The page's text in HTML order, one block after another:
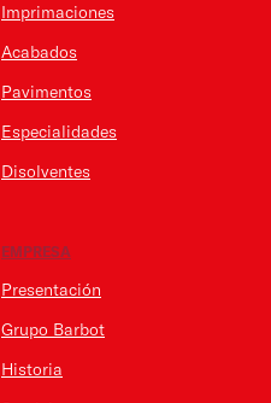
Imprimaciones
Acabados
Pavimentos
Especialidades
Disolventes
EMPRESA
Presentación
Grupo Barbot
Historia